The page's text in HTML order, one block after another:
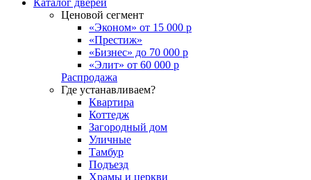
Каталог дверей
Ценовой сегмент
«Эконом» от 15 000 р
«Престиж»
«Бизнес» до 70 000 р
«Элит» от 60 000 р
Распродажа
Где устанавливаем?
Квартира
Коттедж
Загородный дом
Уличные
Тамбур
Подъезд
Храмы и церкви